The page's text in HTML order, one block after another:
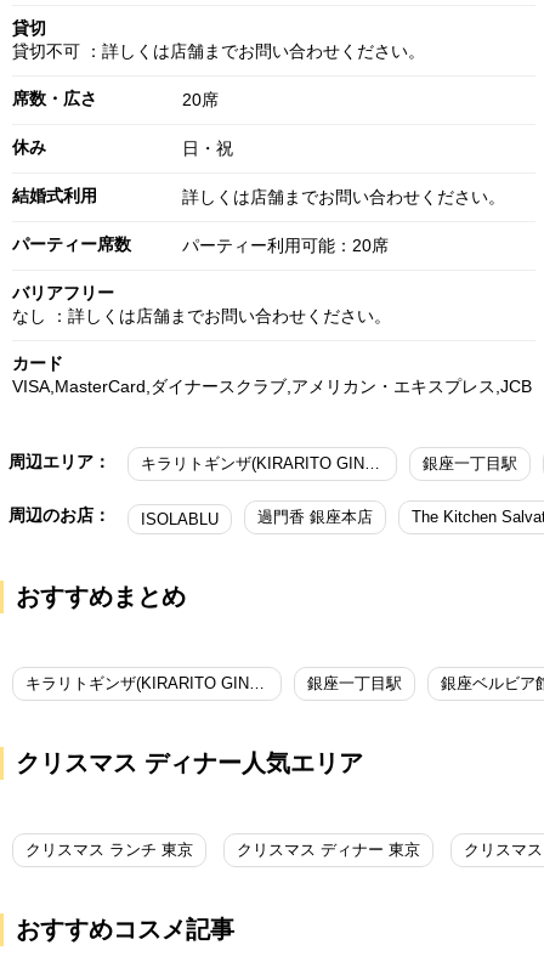
貸切
貸切不可 ：詳しくは店舗までお問い合わせください。
席数・広さ 20席
休み 日・祝
結婚式利用 詳しくは店舗までお問い合わせください。
パーティー席数 パーティー利用可能：20席
バリアフリー
なし ：詳しくは店舗までお問い合わせください。
カード
VISA,MasterCard,ダイナースクラブ,アメリカン・エキスプレス,JCB
周辺エリア： キラリトギンザ(KIRARITO GINZA) 銀座一丁目駅
周辺のお店： ISOLABLU 過門香 銀座本店
おすすめまとめ
キラリトギンザ(KIRARITO GINZA) 銀座一丁目駅 銀座ベルビア
クリスマス ディナー人気エリア
クリスマス ランチ 東京 クリスマス ディナー 東京 クリスマ
おすすめコスメ記事